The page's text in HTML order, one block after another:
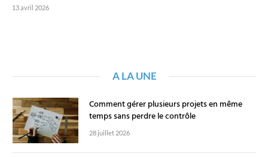
13 avril 2026
A LA UNE
Comment gérer plusieurs projets en même
temps sans perdre le contrôle
28 juillet 2026